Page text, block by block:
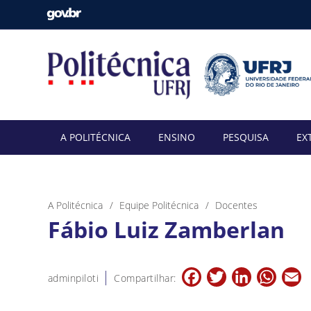
A POLITÉCNICA ENSINO PESQUISA
A Politécnica Equipe Politécnica Docentes
Fábio Luiz Zamberlan
adminpiloti Compartilhar: Facebook
TwitterLinkedIn